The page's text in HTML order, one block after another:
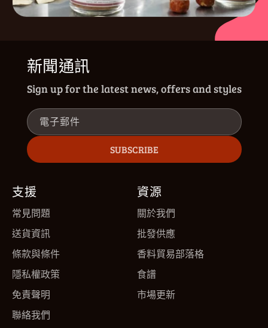
新聞通訊
Sign up for the latest news, offers and styles
電子郵件
SUBSCRIBE
支援
常見問題
送貨資訊
條款與條件
隱私權政策
免責聲明
聯絡我們
資源
關於我們
批發供應
香料貿易部落格
食譜
市場更新